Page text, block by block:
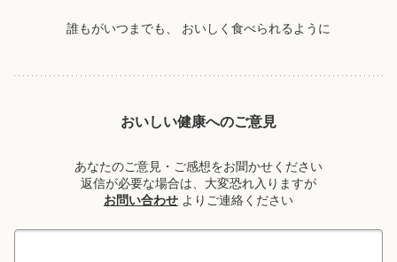
誰もがいつまでも、 おいしく食べられるように
おいしい健康へのご意見
あなたのご意見・ご感想をお聞かせください
返信が必要な場合は、大変恐れ入りますが
お問い合わせ よりご連絡ください